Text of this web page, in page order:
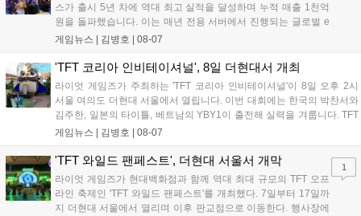
스가 출시 5년 차에 역대 최고 실적을 달성하며 누적 매출 1천억
원을 돌파했습니다. 이는 매년 전용 서버에서 진행되는 글로벌 e
스포츠 대회 FWC의 영향이 큽니다. FWC는 이용자가 동일한 조
은 전년 대비 매출과 이용자 지표가 대폭 상승하는 성과를 냈습니
다. 오는 10월 필리핀 마닐라에서 총상금 11만 달러 규모의 제4회
FWC 그랜드 파이널이 개최될 예정이며, 위메이드커넥트는 이를
통해 커뮤니티 중심의 장기 성장 모델을 지속할 방침입니다....
게임뉴스 | 김병호 08-07
'TFT 코리아 인비테이셔널', 8일 더현대서 개최
라이엇 게임즈가 주최하는 'TFT 코리아 인비테이셔널'이 8일 오후 2시
서울 여의도 더현대 서울에서 열립니다. 이번 대회에는 한국의 박찬서와
김주한, 일본의 타이틀, 베트남의 YBY1이 출전해 실력을 겨룹니다. TFT
는 소속팀 없이 개인 자격으로 참가하는 독특한 대회 구조를 가지며, 누
17일까지 이어지는 이번 행사는 신규 세트 체험과 공연 등 다양한 즐길
거리를 제공하며, 이후 현대백화점 판교점에서도 행사가 이어질 예정입
니다. 연말에는 라스베이거스 오픈이 개최됩니다....
게임뉴스 | 김병호 08-07
'TFT 와일드 팬페스트', 더현대 서울서 개막
라이엇 게임즈가 현대백화점과 함께 역대 최대 규모의 TFT 오프
라인 축제인 'TFT 와일드 팬페스트'를 개최했다. 7일부터 17일까
지 더현대 서울에서 열리며 이후 판교점으로 이동한다. 행사장에
1